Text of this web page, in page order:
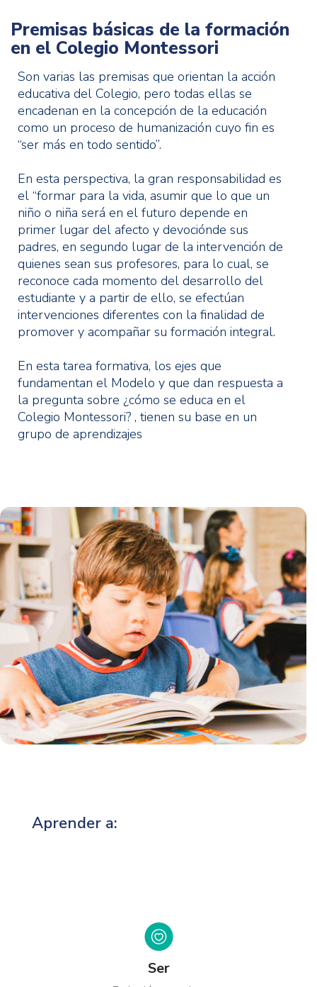
Premisas básicas de la formación
en el Colegio Montessori
Son varias las premisas que orientan la acción
educativa del Colegio, pero todas ellas se
encadenan en la concepción de la educación
como un proceso de humanización cuyo fin es
“ser más en todo sentido”.
En esta perspectiva, la gran responsabilidad es
el “formar para la vida, asumir que lo que un
niño o niña será en el futuro depende en
primer lugar del afecto y devociónde sus
padres, en segundo lugar de la intervención de
quienes sean sus profesores, para lo cual, se
reconoce cada momento del desarrollo del
estudiante y a partir de ello, se efectúan
intervenciones diferentes con la finalidad de
promover y acompañar su formación integral.
En esta tarea formativa, los ejes que
fundamentan el Modelo y que dan respuesta a
la pregunta sobre ¿cómo se educa en el
Colegio Montessori? , tienen su base en un
grupo de aprendizajes
Aprender a:
Ser